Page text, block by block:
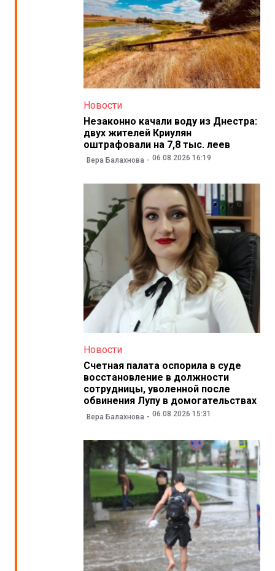
Новости
Незаконно качали воду из Днестра:
двух жителей Криулян
оштрафовали на 7,8 тыс. леев
Вера Балахнова 06.08.2026 16:19
Новости
Счетная палата оспорила в суде
восстановление в должности
сотрудницы, уволенной после
обвинения Лупу в домогательствах
Вера Балахнова 06.08.2026 15:31